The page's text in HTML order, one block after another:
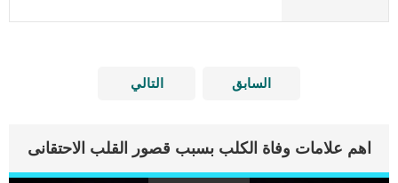
السابق التالي
اهم علامات وفاة الكلب بسبب قصور القلب الاحتقانى